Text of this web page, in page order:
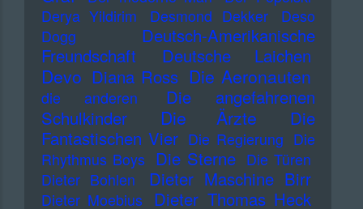
Derya Yildirim
Desmond Dekker
Deso
Dogg
Deutsch-Amerikanische
Freundschaft
Deutsche Laichen
Devo Diana Ross Die Aeronauten
die anderen
Die angefahrenen
Schulkinder
Die Ärzte
Die
Fantastischen Vier Die Regierung Die
Rhythmus Boys Die Sterne Die Türen
Dieter Bohlen
Dieter Maschine Birr
Dieter Moebius Dieter Thomas Heck